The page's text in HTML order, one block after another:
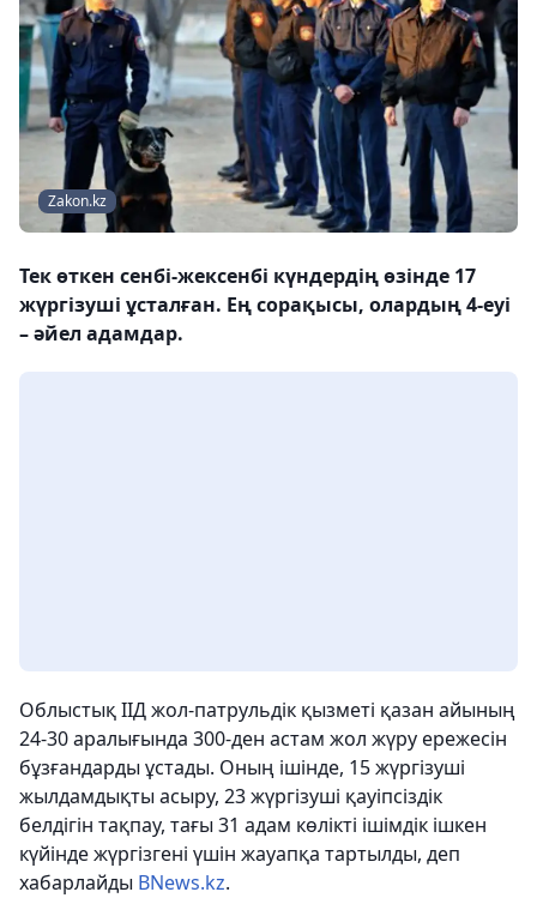
Zakon.kz
Тек өткен сенбі-жексенбі күндердің өзінде 17
жүргізуші ұсталған. Ең сорақысы, олардың 4-еуі
– әйел адамдар.
Облыстық ІІД жол-патрульдік қызметі қазан айының
24-30 аралығында 300-ден астам жол жүру ережесін
бұзғандарды ұстады. Оның ішінде, 15 жүргізуші
жылдамдықты асыру, 23 жүргізуші қауіпсіздік
белдігін тақпау, тағы 31 адам көлікті ішімдік ішкен
күйінде жүргізгені үшін жауапқа тартылды, деп
хабарлайды BNews.kz.